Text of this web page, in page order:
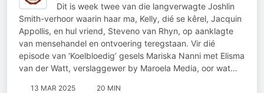
Dit is week twee van die langverwagte Joshlin
Smith-verhoor waarin haar ma, Kelly, dié se kêrel, Jacquin
Appollis, en hul vriend, Steveno van Rhyn, op aanklagte
van mensehandel en ontvoering teregstaan. Vir dié
episode van ‘Koelbloedig’ gesels Mariska Nanni met Elisma
van der Watt, verslaggewer by Maroela Media, oor wat…
13 MAR 2025 20 MIN